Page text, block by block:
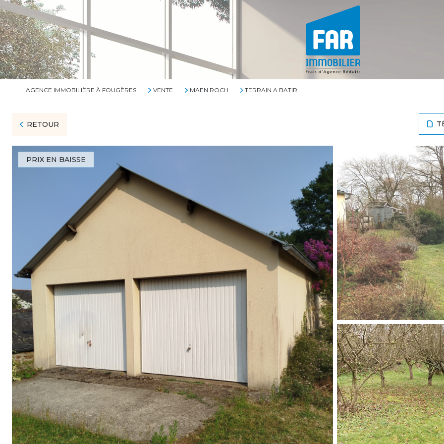
AGENCE IMMOBILIÈRE À FOUGÈRES VENTE MAEN ROCH TERRAIN A BATIR
RETOUR
PRIX EN BAISSE